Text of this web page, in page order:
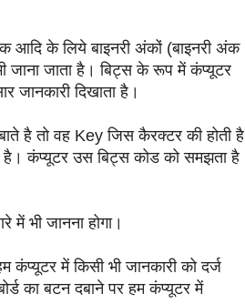
आदि के लिये बाइनरी अंकों (बाइनरी अंक
जाना जाता है। बिट्स के रूप में कंप्यूटर
दिखाता है।
है तो वह Key जिस कैरक्टर की होती है
है। कंप्यूटर उस बिट्स कोड को समझता है
भी जानना होगा।
में किसी भी जानकारी को दर्ज
का बटन दबाने पर हम कंप्यूटर में